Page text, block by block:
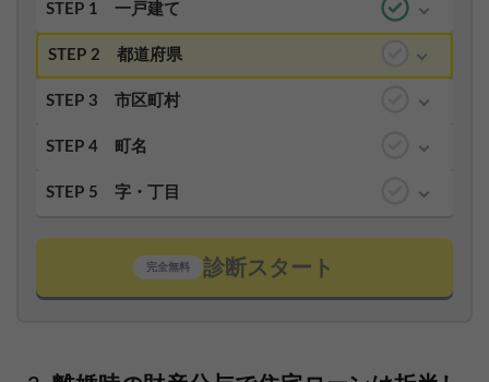
STEP 1 一戸建て
STEP 2 都道府県
STEP 3 市区町村
STEP 4 町名
STEP 5 字・丁目
完全無料 診断スタート